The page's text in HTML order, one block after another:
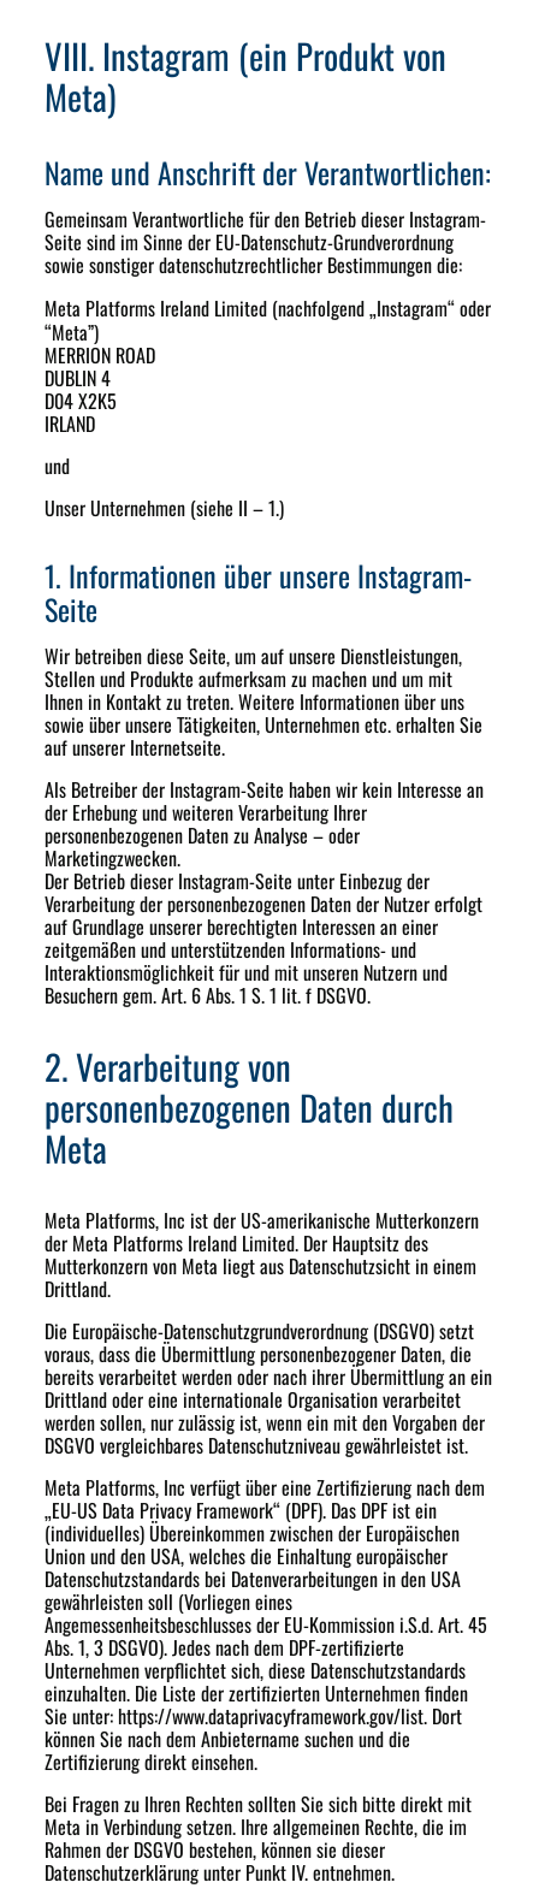
VIII. Instagram (ein Produkt von
Meta)
Name und Anschrift der Verantwortlichen:
Gemeinsam Verantwortliche für den Betrieb dieser Instagram-
Seite sind im Sinne der EU-Datenschutz-Grundverordnung
sowie sonstiger datenschutzrechtlicher Bestimmungen die:
Meta Platforms Ireland Limited (nachfolgend „Instagram“ oder
“Meta”)
MERRION ROAD
DUBLIN 4
D04 X2K5
IRLAND
und
Unser Unternehmen (siehe II – 1.)
1. Informationen über unsere Instagram-
Seite
Wir betreiben diese Seite, um auf unsere Dienstleistungen,
Stellen und Produkte aufmerksam zu machen und um mit
Ihnen in Kontakt zu treten. Weitere Informationen über uns
sowie über unsere Tätigkeiten, Unternehmen etc. erhalten Sie
auf unserer Internetseite.
Als Betreiber der Instagram-Seite haben wir kein Interesse an
der Erhebung und weiteren Verarbeitung Ihrer
personenbezogenen Daten zu Analyse – oder
Marketingzwecken.
Der Betrieb dieser Instagram-Seite unter Einbezug der
Verarbeitung der personenbezogenen Daten der Nutzer erfolgt
auf Grundlage unserer berechtigten Interessen an einer
zeitgemäßen und unterstützenden Informations- und
Interaktionsmöglichkeit für und mit unseren Nutzern und
Besuchern gem. Art. 6 Abs. 1 S. 1 lit. f DSGVO.
2. Verarbeitung von
personenbezogenen Daten durch
Meta
Meta Platforms, Inc ist der US-amerikanische Mutterkonzern
der Meta Platforms Ireland Limited. Der Hauptsitz des
Mutterkonzern von Meta liegt aus Datenschutzsicht in einem
Drittland.
Die Europäische-Datenschutzgrundverordnung (DSGVO) setzt
voraus, dass die Übermittlung personenbezogener Daten, die
bereits verarbeitet werden oder nach ihrer Übermittlung an ein
Drittland oder eine internationale Organisation verarbeitet
werden sollen, nur zulässig ist, wenn ein mit den Vorgaben der
DSGVO vergleichbares Datenschutzniveau gewährleistet ist.
Meta Platforms, Inc verfügt über eine Zertifizierung nach dem
„EU-US Data Privacy Framework“ (DPF). Das DPF ist ein
(individuelles) Übereinkommen zwischen der Europäischen
Union und den USA, welches die Einhaltung europäischer
Datenschutzstandards bei Datenverarbeitungen in den USA
gewährleisten soll (Vorliegen eines
Angemessenheitsbeschlusses der EU-Kommission i.S.d. Art. 45
Abs. 1, 3 DSGVO). Jedes nach dem DPF-zertifizierte
Unternehmen verpflichtet sich, diese Datenschutzstandards
einzuhalten. Die Liste der zertifizierten Unternehmen finden
Sie unter: https://www.dataprivacyframework.gov/list. Dort
können Sie nach dem Anbietername suchen und die
Zertifizierung direkt einsehen.
Bei Fragen zu Ihren Rechten sollten Sie sich bitte direkt mit
Meta in Verbindung setzen. Ihre allgemeinen Rechte, die im
Rahmen der DSGVO bestehen, können sie dieser
Datenschutzerklärung unter Punkt IV. entnehmen.